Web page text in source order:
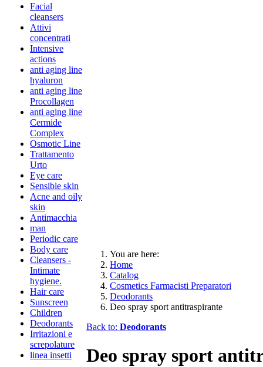
Facial
cleansers
Attivi
concentrati
Intensive
actions
anti aging line
hyaluron
anti aging line
Procollagen
anti aging line
Cermide
Complex
Osmotic Line
Trattamento
Urto
Eye care
Sensible skin
Acne and oily
skin
Antimacchia
man
Periodic care
Body care
Cleansers -
Intimate
hygiene.
Hair care
Sunscreen
Children
Deodorants
Irritazioni e
screpolature
linea insetti
You are here:
Home
Catalog
Cosmetics Farmacisti Preparatori
Deodorants
Deo spray sport antitraspirante
Back to: Deodorants
Deo spray sport